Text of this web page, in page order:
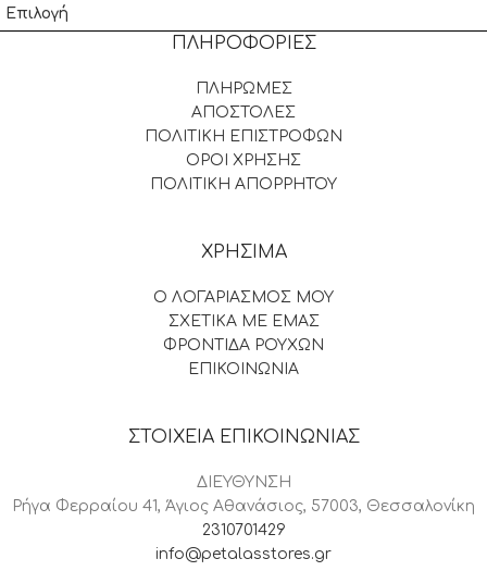
Επιλογή
ΠΛΗΡΟΦΟΡΙΕΣ
ΠΛΗΡΩΜΕΣ
ΑΠΟΣΤΟΛΕΣ
ΠΟΛΙΤΙΚΗ ΕΠΙΣΤΡΟΦΩΝ
ΟΡΟΙ ΧΡΗΣΗΣ
ΠΟΛΙΤΙΚΗ ΑΠΟΡΡΗΤΟΥ
ΧΡΗΣΙΜΑ
Ο ΛΟΓΑΡΙΑΣΜΟΣ ΜΟΥ
ΣΧΕΤΙΚΑ ΜΕ ΕΜΑΣ
ΦΡΟΝΤΙΔΑ ΡΟΥΧΩΝ
ΕΠΙΚΟΙΝΩΝΙΑ
ΣΤΟΙΧΕΙΑ ΕΠΙΚΟΙΝΩΝΙΑΣ
ΔΙΕΥΘΥΝΣΗ
Ρήγα Φερραίου 41, Άγιος Αθανάσιος, 57003, Θεσσαλονίκη
2310701429
info@petalasstores.gr